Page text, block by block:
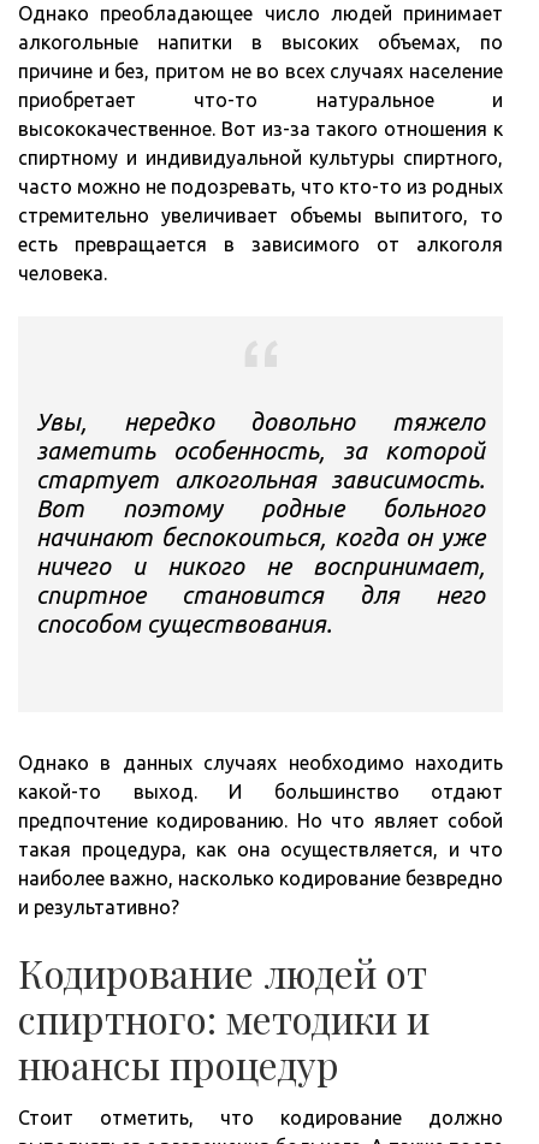
Однако преобладающее число людей принимает
алкогольные напитки в высоких объемах, по
причине и без, притом не во всех случаях население
приобретает что-то натуральное и
высококачественное. Вот из-за такого отношения к
спиртному и индивидуальной культуры спиртного,
часто можно не подозревать, что кто-то из родных
стремительно увеличивает объемы выпитого, то
есть превращается в зависимого от алкоголя
человека.
Увы, нередко довольно тяжело
заметить особенность, за которой
стартует алкогольная зависимость.
Вот поэтому родные больного
начинают беспокоиться, когда он уже
ничего и никого не воспринимает,
спиртное становится для него
способом существования.
Однако в данных случаях необходимо находить
какой-то выход. И большинство отдают
предпочтение кодированию. Но что являет собой
такая процедура, как она осуществляется, и что
наиболее важно, насколько кодирование безвредно
и результативно?
Кодирование людей от
спиртного: методики и
нюансы процедур
Стоит отметить, что кодирование должно